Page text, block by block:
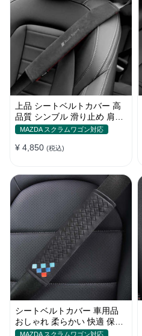
上品 シートベルトカバー 高
品質 シンブル 滑り止め 肩当
てパッド 圧迫感軽減
MAZDA スクラムワゴン対応
¥ 4,850 (税込)
シートベルトカバー 車用品
おしゃれ 柔らかい 快適 保護
肩当てパッド 圧迫感軽減
MAZDA スクラムワゴン対応